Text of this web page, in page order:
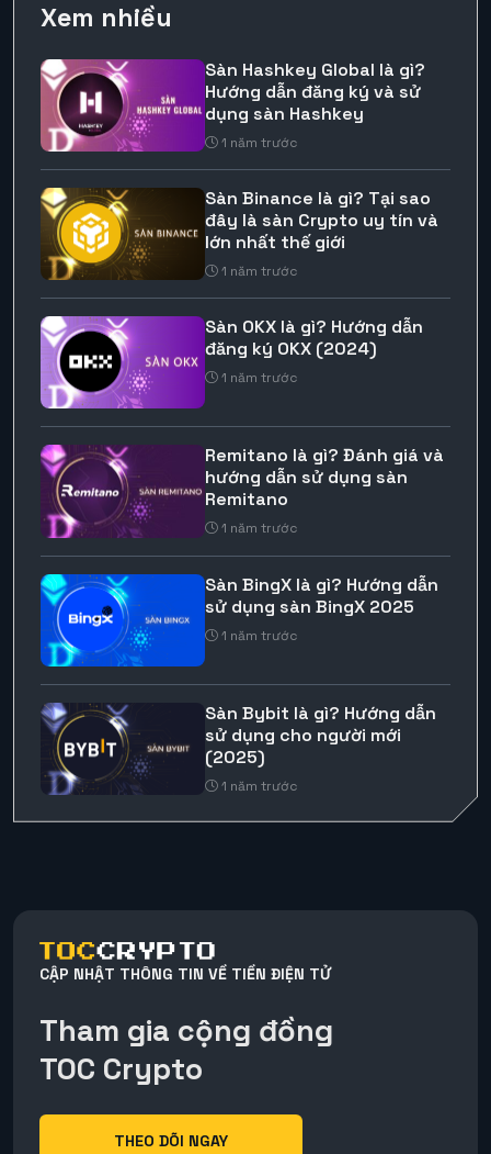
Xem nhiều
Sàn Hashkey Global là gì?
Hướng dẫn đăng ký và sử
dụng sàn Hashkey
1 năm trước
Sàn Binance là gì? Tại sao
đây là sàn Crypto uy tín và
lớn nhất thế giới
1 năm trước
Sàn OKX là gì? Hướng dẫn
đăng ký OKX (2024)
1 năm trước
Remitano là gì? Đánh giá và
hướng dẫn sử dụng sàn
Remitano
1 năm trước
Sàn BingX là gì? Hướng dẫn
sử dụng sàn BingX 2025
1 năm trước
Sàn Bybit là gì? Hướng dẫn
sử dụng cho người mới
(2025)
1 năm trước
CẬP NHẬT THÔNG TIN VỀ TIỀN ĐIỆN TỬ
Tham gia cộng đồng
TOC Crypto
THEO DÕI NGAY